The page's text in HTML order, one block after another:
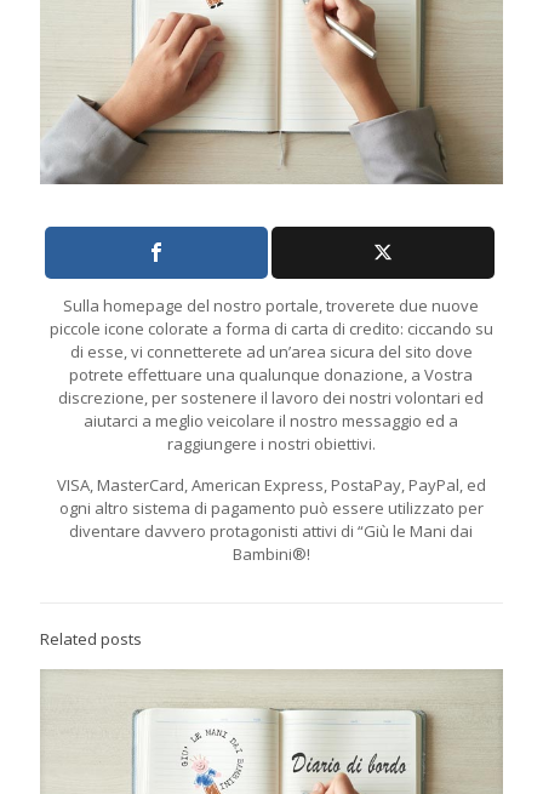
Sulla homepage del nostro portale, troverete due nuove
piccole icone colorate a forma di carta di credito: ciccando su
di esse, vi connetterete ad un’area sicura del sito dove
potrete effettuare una qualunque donazione, a Vostra
discrezione, per sostenere il lavoro dei nostri volontari ed
aiutarci a meglio veicolare il nostro messaggio ed a
raggiungere i nostri obiettivi.
VISA, MasterCard, American Express, PostaPay, PayPal, ed
ogni altro sistema di pagamento può essere utilizzato per
diventare davvero protagonisti attivi di “Giù le Mani dai
Bambini®!
Related posts